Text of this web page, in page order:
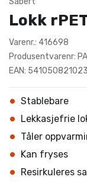
Lokk
Varenr.: 416698
Produsentvarenr:
EAN:
Stablebare
Lekkasjefrie
Tåler
Kan fryses
Resirkuleres